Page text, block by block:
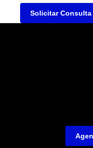
Solicitar Consulta